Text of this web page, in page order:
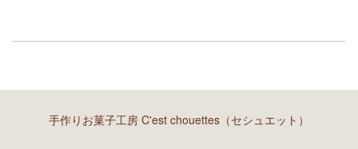
手作りお菓子工房 C'est chouettes（セシュエット）